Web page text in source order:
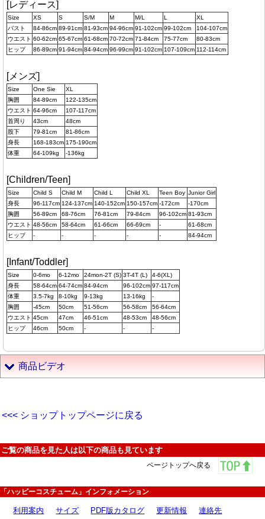
[レディース]
Size XS S S/M M M/L L
XL
バスト
84-86cm 89-91cm 81-93cm 94-96cm 91-102cm 99-102cm
104-107cm
ウエスト 60-62cm 65-67cm 61-68cm 70-72cm 71-84cm 75-77cm
80-83cm
ヒップ
86-89cm 91-94cm 84-94cm 96-99cm 91-102cm 107-109cm 112-114cm
[メンズ]
Size One Sie
XL
胸囲
84-89cm
122-135cm
ウエスト 64-96cm
107-117cm
首周り
43cm
48cm
股下
79-81cm
81-86cm
身長
168-183cm 175-190cm
体重
64-109kg -136kg
[Children/Teen]
Size Child S Child M Child L Child XL Teen Boy Junior Girl
身長
96-117cm 124-137cm 140-152cm 150-157cm -172cm
-170cm
胸囲
56-89cm 68-76cm 76-81cm 79-84cm 96-102cm 81-93cm
ウエスト 48-56cm 58-64cm 61-66cm 66-69cm -
61-68cm
ヒップ
- - - - - 84-94cm
[Infant/Toddler]
Size 0-6mo 6-12mo 24mon-2T (S) 3T-4T (L)
4-6(XL)
身長
58-64cm 64-74cm 84-94cm 96-102cm 97-117cm
体重
3.5-7kg 8-10kg 9-13kg 13-16kg
-
胸囲
-45cm 50cm 51-56cm 56-58cm
56-64cm
ウエスト 45cm 47cm 46-51cm 48-53cm
48-56cm
ヒップ
46cm 50cm - - -
商品ビデオ
<<< ショップトップページに戻る
ご覧の商品を見た人は以下の商品も見ています
ページトップへ戻る
「ハッピーコスチューム」インフォメーション
利用案内 サイズ PDF版カタログ 更新情報 連絡先